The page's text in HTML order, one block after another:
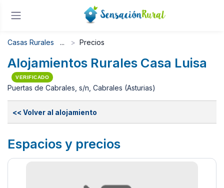
Casas Rurales Precios
Alojamientos Rurales Casa Luisa
VERIFICADO
Puertas de Cabrales, s/n, Cabrales (Asturias)
<< Volver al alojamiento
Espacios y precios